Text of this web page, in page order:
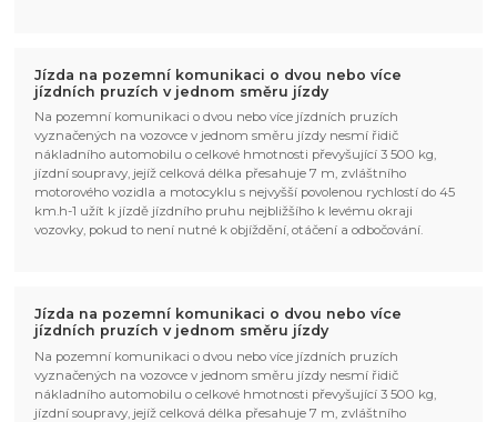
Jízda na pozemní komunikaci o dvou nebo více
jízdních pruzích v jednom směru jízdy
Na pozemní komunikaci o dvou nebo více jízdních pruzích
vyznačených na vozovce v jednom směru jízdy nesmí řidič
nákladního automobilu o celkové hmotnosti převyšující 3 500 kg,
jízdní soupravy, jejíž celková délka přesahuje 7 m, zvláštního
motorového vozidla a motocyklu s nejvyšší povolenou rychlostí do 45
km.h-1 užít k jízdě jízdního pruhu nejbližšího k levému okraji
vozovky, pokud to není nutné k objíždění, otáčení a odbočování.
Jízda na pozemní komunikaci o dvou nebo více
jízdních pruzích v jednom směru jízdy
Na pozemní komunikaci o dvou nebo více jízdních pruzích
vyznačených na vozovce v jednom směru jízdy nesmí řidič
nákladního automobilu o celkové hmotnosti převyšující 3 500 kg,
jízdní soupravy, jejíž celková délka přesahuje 7 m, zvláštního